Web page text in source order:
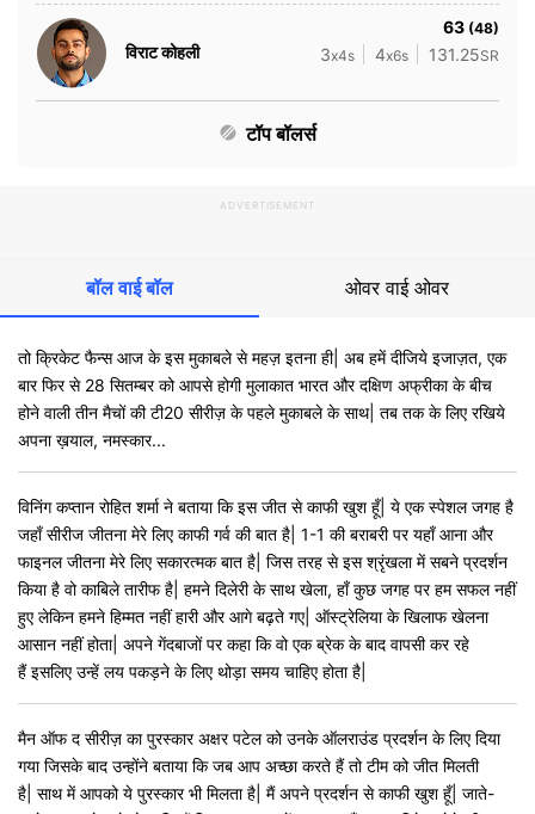
विराट कोहली
63 (48)
3x4s 4x6s 131.25SR
टॉप बॉलर्स
ADVERTISEMENT
बॉल वाई बॉल ओवर वाई ओवर
तो क्रिकेट फैन्स आज के इस मुकाबले से महज़ इतना ही| अब हमें दीजिये इजाज़त, एक
बार फिर से 28 सितम्बर को आपसे होगी मुलाकात भारत और दक्षिण अफ्रीका के बीच
होने वाली तीन मैचों की टी20 सीरीज़ के पहले मुकाबले के साथ| तब तक के लिए रखिये
अपना ख़याल, नमस्कार...
विनिंग कप्तान रोहित शर्मा ने बताया कि इस जीत से काफी खुश हूँ| ये एक स्पेशल जगह है
जहाँ सीरीज जीतना मेरे लिए काफी गर्व की बात है| 1-1 की बराबरी पर यहाँ आना और
फाइनल जीतना मेरे लिए सकारत्मक बात है| जिस तरह से इस श्रृंखला में सबने प्रदर्शन
किया है वो काबिले तारीफ है| हमने दिलेरी के साथ खेला, हाँ कुछ जगह पर हम सफल नहीं
हुए लेकिन हमने हिम्मत नहीं हारी और आगे बढ़ते गए| ऑस्ट्रेलिया के खिलाफ खेलना
आसान नहीं होता| अपने गेंदबाजों पर कहा कि वो एक ब्रेक के बाद वापसी कर रहे
हैं इसलिए उन्हें लय पकड़ने के लिए थोड़ा समय चाहिए होता है|
मैन ऑफ द सीरीज़ का पुरस्कार अक्षर पटेल को उनके ऑलराउंड प्रदर्शन के लिए दिया
गया जिसके बाद उन्होंने बताया कि जब आप अच्छा करते हैं तो टीम को जीत मिलती
है| साथ में आपको ये पुरस्कार भी मिलता है| मैं अपने प्रदर्शन से काफी खुश हूँ| जाते-